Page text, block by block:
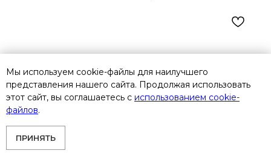
Мы используем cookie-файлы для наилучшего
представления нашего сайта. Продолжая использовать
этот сайт, вы соглашаетесь с использованием cookie-
файлов.
ПРИНЯТЬ